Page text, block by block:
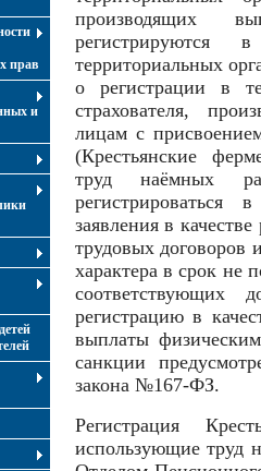
прав
и
производящих
регистрируются
территориальных
о регистрации в
страхователя,
лицам с
(Крестьянские
труд наёмных
заявления в
трудовых договоров
характера в срок не
соответствующих
регистрацию в
выплаты
санкции
закона №167-ФЗ.
Регистрация
использующие труд